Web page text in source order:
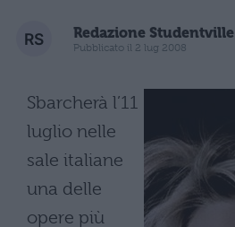
Redazione Studentville
Pubblicato il 2 lug 2008
Sbarcherà l’11
luglio nelle
sale italiane
una delle
opere più